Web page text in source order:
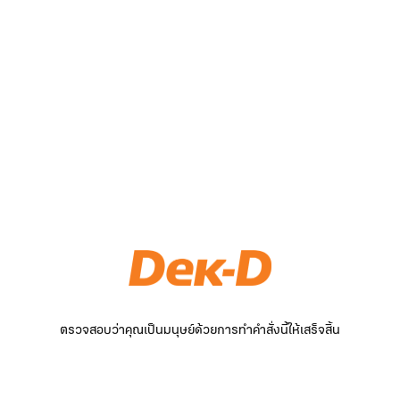
ตรวจสอบว่าคุณเป็นมนุษย์ด้วยการทำคำสั่งนี้ให้เสร็จสิ้น